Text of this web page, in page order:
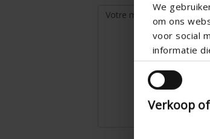
We
om ons
voor social
informatie
Verkoop